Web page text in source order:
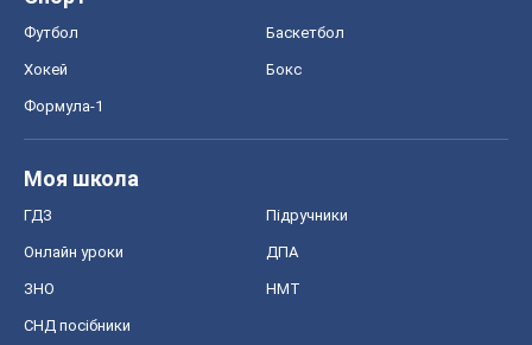
Футбол Баскетбол
Хокей Бокс
Формула-1
Моя школа
ГДЗ Підручники
Онлайн уроки ДПА
ЗНО НМТ
СНД посібники